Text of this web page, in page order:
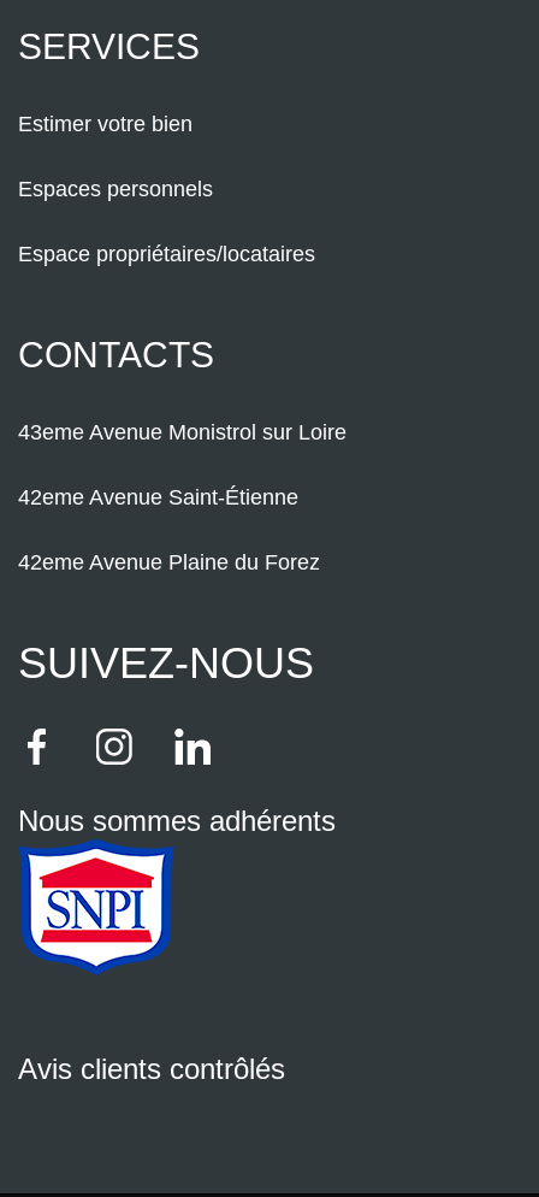
SERVICES
Estimer votre bien
Espaces personnels
Espace propriétaires/locataires
CONTACTS
43eme Avenue Monistrol sur Loire
42eme Avenue Saint-Étienne
42eme Avenue Plaine du Forez
SUIVEZ-NOUS
Nous sommes adhérents
Avis clients contrôlés